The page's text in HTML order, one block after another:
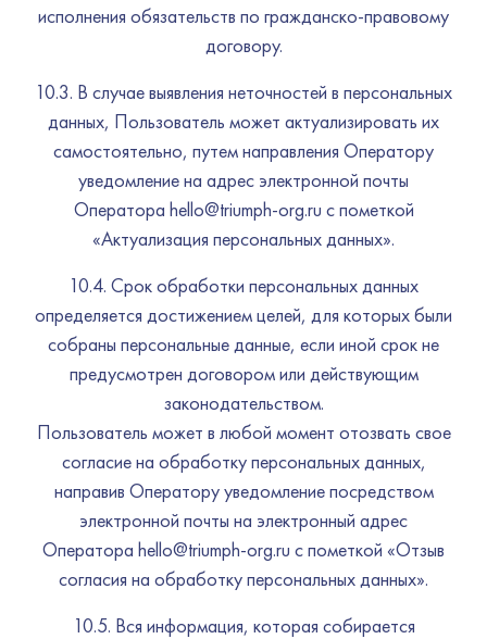
исполнения обязательств по гражданско-правовому
договору.
10.3. В случае выявления неточностей в персональных
данных, Пользователь может актуализировать их
самостоятельно, путем направления Оператору
уведомление на адрес электронной почты
Оператора hello@triumph-org.ru с пометкой
«Актуализация персональных данных».
10.4. Срок обработки персональных данных
определяется достижением целей, для которых были
собраны персональные данные, если иной срок не
предусмотрен договором или действующим
законодательством.
Пользователь может в любой момент отозвать свое
согласие на обработку персональных данных,
направив Оператору уведомление посредством
электронной почты на электронный адрес
Оператора hello@triumph-org.ru с пометкой «Отзыв
согласия на обработку персональных данных».
10.5. Вся информация, которая собирается